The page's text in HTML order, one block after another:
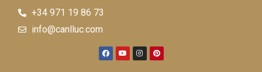
+34 971 19 86 73
info@canlluc.com